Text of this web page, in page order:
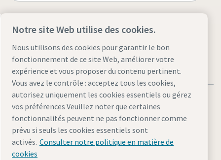
Mentions légales et politique de confidentialité
Gérer les cookies
Notre site Web utilise des cookies.
Nous utilisons des cookies pour garantir le bon
fonctionnement de ce site Web, améliorer votre
expérience et vous proposer du contenu pertinent.
Vous avez le contrôle : acceptez tous les cookies,
autorisez uniquement les cookies essentiels ou gérez
vos préférences Veuillez noter que certaines
fonctionnalités peuvent ne pas fonctionner comme
prévu si seuls les cookies essentiels sont
activés. Consulter notre politique en matière de
cookies